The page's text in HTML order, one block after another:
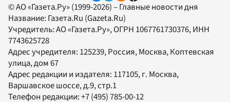
© АО «Газета.Ру» (1999-2026) – Главные новости дня
Название: Газета.Ru (Gazeta.Ru)
Учредитель:АО «Газета.Ру», ОГРН 1067761730376, ИНН
7743625728
Адрес учредителя: 125239, Россия, Москва, Коптевская
улица, дом 67
Адрес редакции и издателя: 117105, г. Москва,
Варшавское шоссе, д.9, стр.1
Телефон редакции:+7 (495) 785-00-12